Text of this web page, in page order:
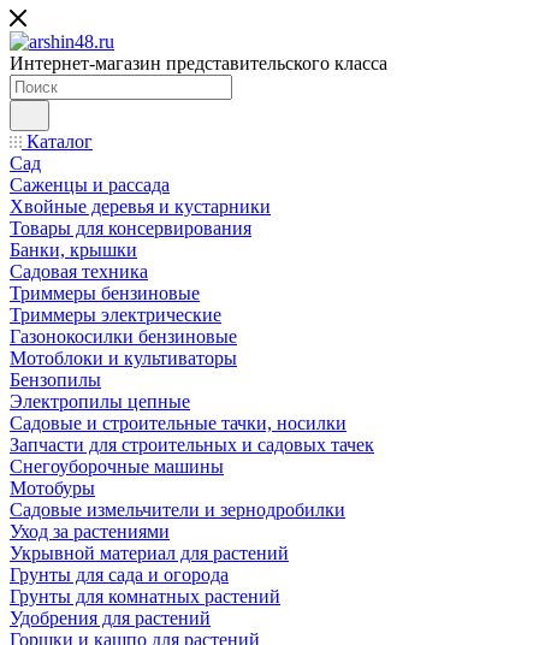
Интернет-магазин представительского класса
Каталог
Сад
Саженцы и рассада
Хвойные деревья и кустарники
Товары для консервирования
Банки, крышки
Садовая техника
Триммеры бензиновые
Триммеры электрические
Газонокосилки бензиновые
Мотоблоки и культиваторы
Бензопилы
Электропилы цепные
Садовые и строительные тачки, носилки
Запчасти для строительных и садовых тачек
Снегоуборочные машины
Мотобуры
Садовые измельчители и зернодробилки
Уход за растениями
Укрывной материал для растений
Грунты для сада и огорода
Грунты для комнатных растений
Удобрения для растений
Горшки и кашпо для растений